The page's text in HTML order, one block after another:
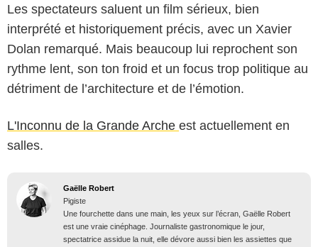
Les spectateurs saluent un film sérieux, bien
interprété et historiquement précis, avec un Xavier
Dolan remarqué. Mais beaucoup lui reprochent son
rythme lent, son ton froid et un focus trop politique au
détriment de l’architecture et de l’émotion.
L'Inconnu de la Grande Arche est actuellement en
salles.
Gaëlle Robert
Pigiste
Une fourchette dans une main, les yeux sur l’écran, Gaëlle Robert
est une vraie cinéphage. Journaliste gastronomique le jour,
spectatrice assidue la nuit, elle dévore aussi bien les assiettes que